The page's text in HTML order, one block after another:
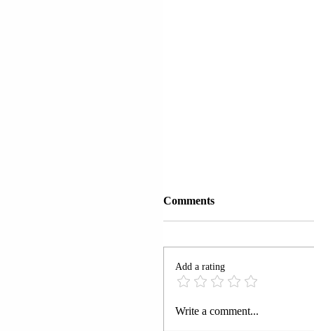
PRESIDENTJA E
Comments
Add a rating
Write a comment...